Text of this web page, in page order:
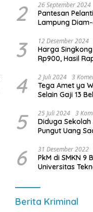
2 26 September 2024
Pantesan
Lampung
3 12 Desember 2024
Harga
Rp900, Hasil
Lampung
4 2 Juli 2024 3
Tega Amet ya
Selain Gaji 13
Dibayar
5 25 Juli 2024 3
Diduga Sekolah
Pungut Uang
6 31 Desember 2022
PkM di SMKN 9
Universitas
Berita Kriminal